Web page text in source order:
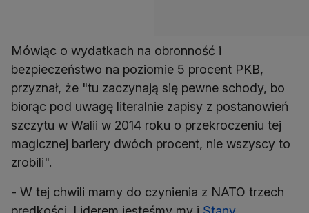
Mówiąc o wydatkach na obronność i
bezpieczeństwo na poziomie 5 procent PKB,
przyznał, że "tu zaczynają się pewne schody, bo
biorąc pod uwagę literalnie zapisy z postanowień
szczytu w Walii w 2014 roku o przekroczeniu tej
magicznej bariery dwóch procent, nie wszyscy to
zrobili".
- W tej chwili mamy do czynienia z NATO trzech